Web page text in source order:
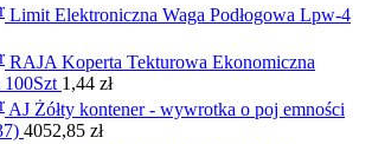
Limit Elektroniczna Waga Podłogowa Lpw-4
RAJA Koperta Tekturowa Ekonomiczna
1,44 zł
AJ Żółty kontener - wywrotka o poj emności
4052,85 zł